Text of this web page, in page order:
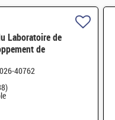
Laboratoire de
de
40762